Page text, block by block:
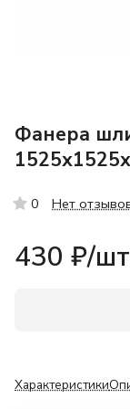
Фанера
0 Нет
430 ₽/шт
Характеристики